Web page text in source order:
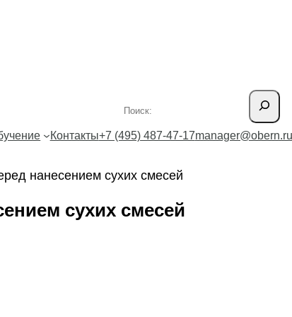
Контакты+7 (495) 487-47-17manager@obern.ru
нанесением сухих смесей
сухих смесей